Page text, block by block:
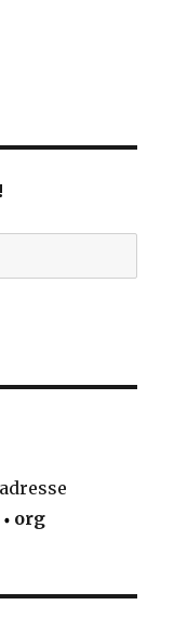
org